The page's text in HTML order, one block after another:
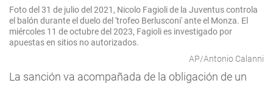
Foto del 31 de julio del 2021, Nicolo Fagioli de la Juventus controla
el balón durante el duelo del 'trofeo Berlusconi' ante el Monza. El
miércoles 11 de octubre del 2023, Fagioli es investigado por
apuestas en sitios no autorizados.
AP/Antonio Calanni
La sanción va acompañada de la obligación de un